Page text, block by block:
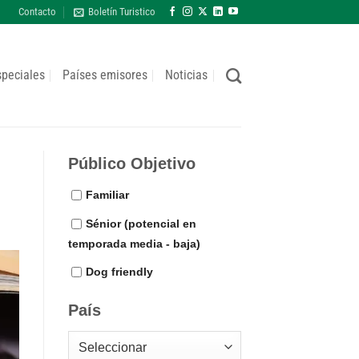
Contacto Boletín Turistico
Países emisores Noticias
Público Objetivo
Familiar
Sénior (potencial en
temporada media - baja)
Dog friendly
País